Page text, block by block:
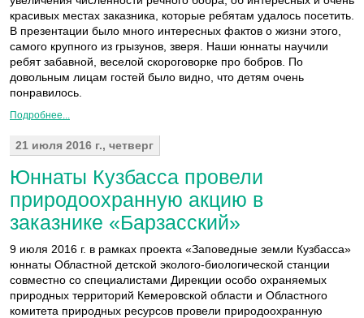
красивых местах заказника, которые ребятам удалось посетить.
В презентации было много интересных фактов о жизни этого,
самого крупного из грызунов, зверя. Наши юннаты научили
ребят забавной, веселой скороговорке про бобров. По
довольным лицам гостей было видно, что детям очень
понравилось.
Подробнее...
21 июля 2016 г., четверг
Юннаты Кузбасса провели
природоохранную акцию в
заказнике «Барзасский»
9 июля 2016 г. в рамках проекта «Заповедные земли Кузбасса»
юннаты Областной детской эколого-биологической станции
совместно со специалистами Дирекции особо охраняемых
природных территорий Кемеровской области и Областного
комитета природных ресурсов провели природоохранную